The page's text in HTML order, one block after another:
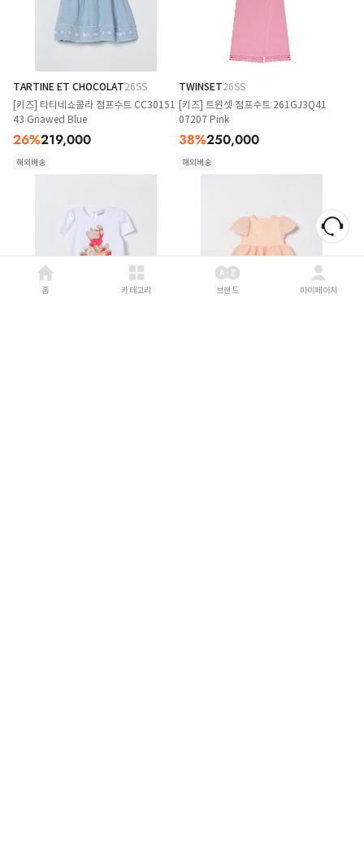
TARTINE ET CHOCOLAT26SS
[키즈] 타티네쇼콜라 점프수트 CC30151
43 Gnawed Blue
26%219,000
해외배송
TWINSET26SS
[키즈] 트윈셋 점프수트 261GJ3Q41
07207 Pink
38%250,000
해외배송
홈 카테고리 브랜드 마이페이지